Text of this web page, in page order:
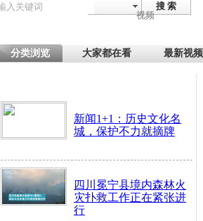
搜 索
视频
分类浏览 大家都在看 最新视频
新闻1+1：历史文化名
城，保护不力就摘牌
四川冕宁县境内森林火
灾扑救工作正在紧张进
行